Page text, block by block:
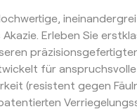
Akazie. Erleben Sie
für
(resistent gegen